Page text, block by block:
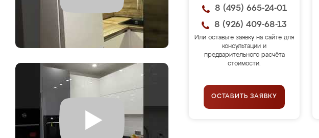
8 (495) 665-24-01
8 (926) 409-68-13
Или оставьте заявку на сайте для
консультации и
предварительного расчёта
стоимости.
ОСТАВИТЬ ЗАЯВКУ